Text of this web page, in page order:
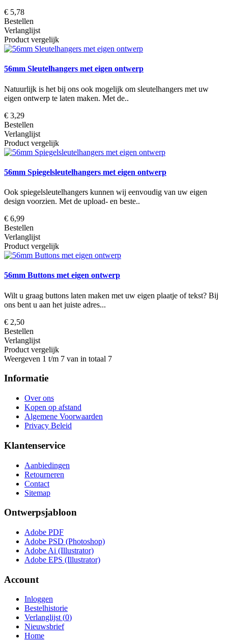
€ 5,78
Bestellen
Verlanglijst
Product vergelijk
56mm Sleutelhangers met eigen ontwerp
Natuurlijk is het bij ons ook mogelijk om sleutelhangers met uw
eigen ontwerp te laten maken. Met de..
€ 3,29
Bestellen
Verlanglijst
Product vergelijk
56mm Spiegelsleutelhangers met eigen ontwerp
Ook spiegelsleutelhangers kunnen wij eenvoudig van uw eigen
design voorzien. Met de upload- en beste..
€ 6,99
Bestellen
Verlanglijst
Product vergelijk
56mm Buttons met eigen ontwerp
Wilt u graag buttons laten maken met uw eigen plaatje of tekst? Bij
ons bent u aan het juiste adres...
€ 2,50
Bestellen
Verlanglijst
Product vergelijk
Weergeven 1 t/m 7 van in totaal 7
Informatie
Over ons
Kopen op afstand
Algemene Voorwaarden
Privacy Beleid
Klantenservice
Aanbiedingen
Retourneren
Contact
Sitemap
Ontwerpsjabloon
Adobe PDF
Adobe PSD (Photoshop)
Adobe Ai (Illustrator)
Adobe EPS (Illustrator)
Account
Inloggen
Bestelhistorie
Verlanglijst (0)
Nieuwsbrief
Home